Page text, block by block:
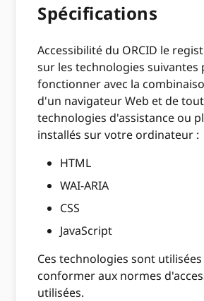
Spécifications
Accessibilité du ORCID le
sur les technologies suivantes
fonctionner avec la
d'un navigateur Web et de
technologies d'assistance ou
installés sur votre ordinateur :
HTML
WAI-ARIA
CSS
JavaScript
Ces technologies sont
conformer aux normes
utilisées.